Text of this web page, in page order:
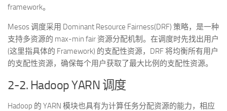
framework。
Mesos 调度采用 Dominant Resource Fairness(DRF) 策略，是一种
支持多资源的 max-min fair 资源分配机制。在调度时先找出用户
(这里指具体的 Framework) 的支配性资源，DRF 将均衡所有用户
的支配性资源，确保每个用户获取了最大比例的支配性资源。
2-2. Hadoop YARN 调度
Hadoop 的 YARN 模块也具有为计算任务分配资源的能力，相应